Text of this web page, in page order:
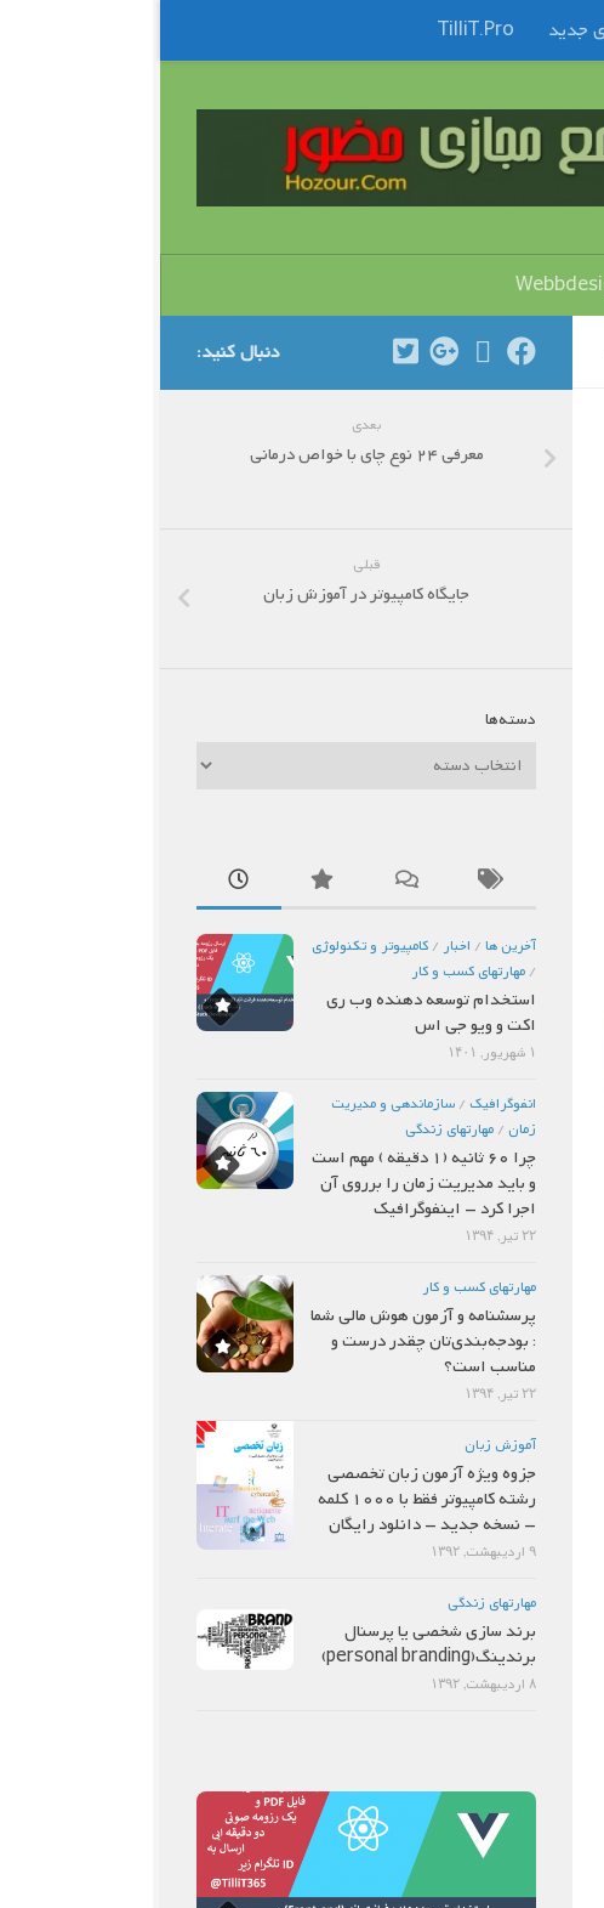
جدید TilliT.Pro
دنبال کنید:
بعدی
معرفی 24 نوع چای با خواص درمانی
قبلی
جایگاه کامپیوتر در آموزش زبان
دسته‌ها
دسته‌ها
آخرین ها / اخبار / كامپيوتر و تكنولوژي
/ مهارتهاي كسب و كار
استخدام توسعه دهنده وب ری
اکت و ویو جی اس
۱ شهریور, ۱۴۰۱
انفوگرافیک / سازماندهي و مديريت
زمان / مهارتهاي زندگي
چرا 60 ثانیه (1 دقیقه ) مهم است
و باید مدیریت زمان را برروی آن
اجرا کرد – اینفوگرافیک
۲۲ تیر, ۱۳۹۴
مهارتهاي كسب و كار
پرسشنامه و آزمون هوش مالی شما
: بودجه‌بندی‌تان چقدر درست و
مناسب است؟
۲۲ تیر, ۱۳۹۴
آموزش زبان
جزوه ویژه آزمون زبان تخصصی
رشته کامپیوتر فقط با 1000 کلمه
– نسخه جدید – دانلود رایگان
۹ اردیبهشت, ۱۳۹۲
مهارتهاي زندگي
برند سازی شخصی یا پرسنال
برندینگ(personal branding)
۸ اردیبهشت, ۱۳۹۲